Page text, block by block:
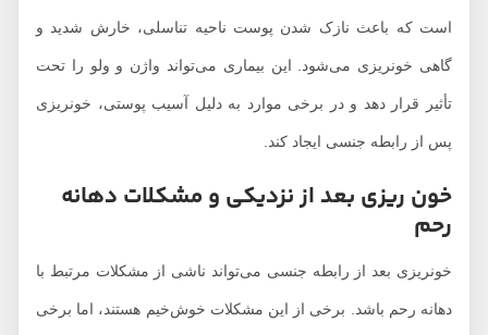
است که باعث نازک شدن پوست ناحیه تناسلی، خارش شدید و
گاهی خونریزی می‌شود. این بیماری می‌تواند واژن و ولو را تحت
تأثیر قرار دهد و در برخی موارد به دلیل آسیب پوستی، خونریزی
پس از رابطه جنسی ایجاد کند.
خون ریزی بعد از نزدیکی و مشکلات دهانه
رحم
خونریزی بعد از رابطه جنسی می‌تواند ناشی از مشکلات مرتبط با
دهانه رحم باشد. برخی از این مشکلات خوش‌خیم هستند، اما برخی